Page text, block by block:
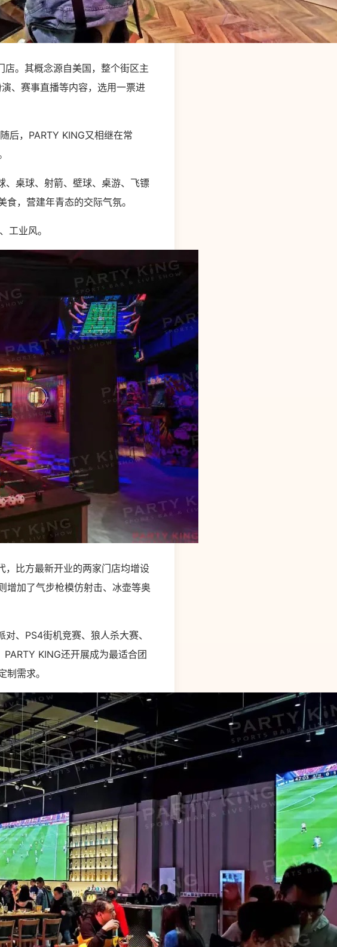
。其概念源自美国，整个街区主
、赛事直播等内容，选用一票进
后，PARTY KING又相继在常
、桌球、射箭、壁球、桌游、飞镖
，营建年青态的交际气氛。
工业风。
，比方最新开业的两家门店均增设
增加了气步枪模仿射击、冰壶等奥
、PS4街机竞赛、狼人杀大赛、
KING还开展成为最适合团
需求。